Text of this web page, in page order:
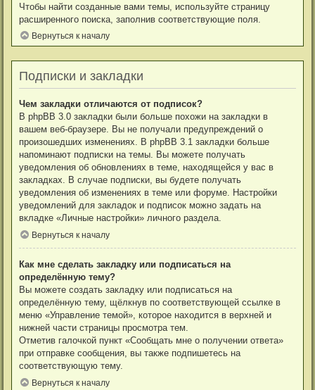
Чтобы найти созданные вами темы, используйте страницу
расширенного поиска, заполнив соответствующие поля.
Вернуться к началу
Подписки и закладки
Чем закладки отличаются от подписок?
В phpBB 3.0 закладки были больше похожи на закладки в
вашем веб-браузере. Вы не получали предупреждений о
произошедших изменениях. В phpBB 3.1 закладки больше
напоминают подписки на темы. Вы можете получать
уведомления об обновлениях в теме, находящейся у вас в
закладках. В случае подписки, вы будете получать
уведомления об изменениях в теме или форуме. Настройки
уведомлений для закладок и подписок можно задать на
вкладке «Личные настройки» личного раздела.
Вернуться к началу
Как мне сделать закладку или подписаться на
определённую тему?
Вы можете создать закладку или подписаться на
определённую тему, щёлкнув по соответствующей ссылке в
меню «Управление темой», которое находится в верхней и
нижней части страницы просмотра тем.
Отметив галочкой пункт «Сообщать мне о получении ответа»
при отправке сообщения, вы также подпишетесь на
соответствующую тему.
Вернуться к началу